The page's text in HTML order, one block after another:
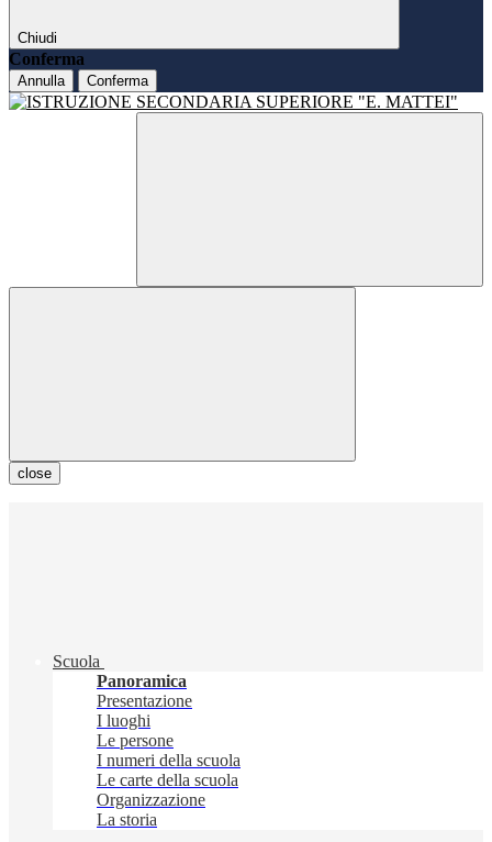
Chiudi
Conferma
Annulla Conferma
close
Scuola
Panoramica
Presentazione
I luoghi
Le persone
I numeri della scuola
Le carte della scuola
Organizzazione
La storia